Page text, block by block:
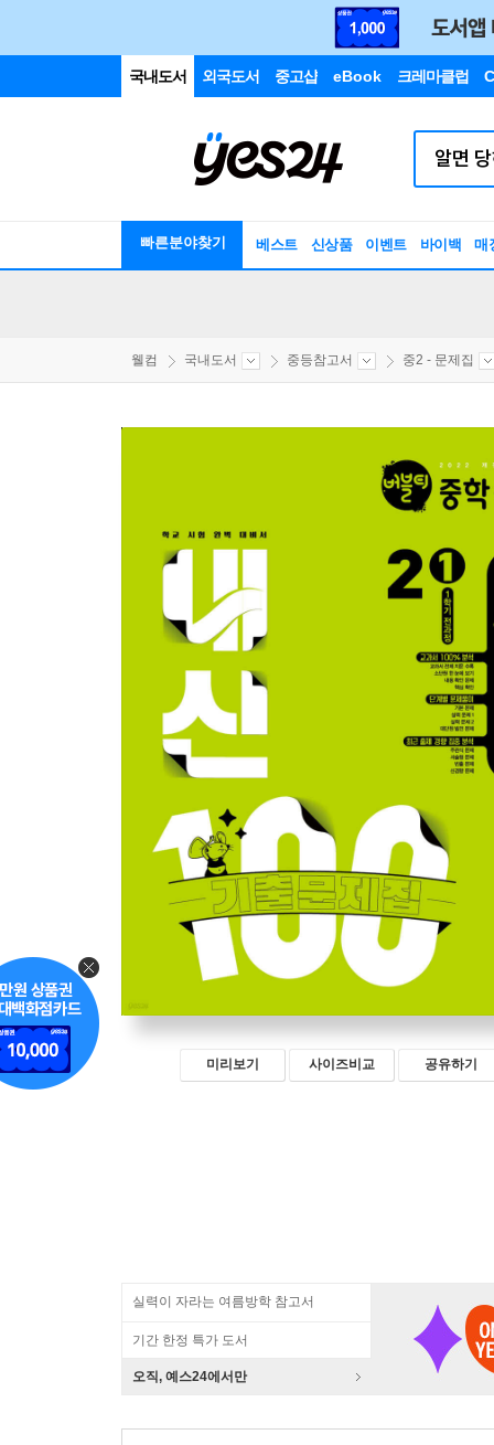
국내도서 외국도서 중고샵 eBook 크레마클럽
빠른분야찾기 베스트 신상품 이벤트 바이백 매
웰컴 국내도서 중등참고서 중2 - 문제집
미리보기 사이즈비교 공유하기
실력이 자라는 여름방학 참고서
기간 한정 특가 도서
오직, 예스24에서만